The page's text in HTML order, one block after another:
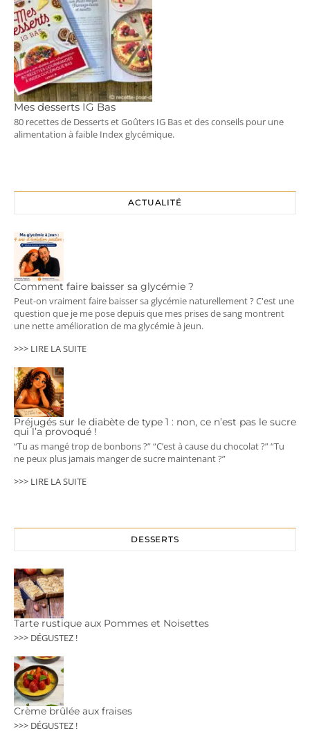
Mes desserts IG Bas
80 recettes de Desserts et Goûters IG Bas et des conseils pour une
alimentation à faible Index glycémique.
ACTUALITÉ
Comment faire baisser sa glycémie ?
Peut-on vraiment faire baisser sa glycémie naturellement ? C'est une
question que je me pose depuis que mes prises de sang montrent
une nette amélioration de ma glycémie à jeun.
>>> LIRE LA SUITE
Préjugés sur le diabète de type 1 : non, ce n’est pas le sucre
qui l’a provoqué !
“Tu as mangé trop de bonbons ?” “C’est à cause du chocolat ?” “Tu
ne peux plus jamais manger de sucre maintenant ?”
>>> LIRE LA SUITE
DESSERTS
Tarte rustique aux Pommes et Noisettes
>>> DÉGUSTEZ !
Crème brûlée aux fraises
>>> DÉGUSTEZ !